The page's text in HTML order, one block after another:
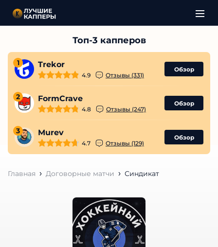
1 Trekor
4.9 Отзывы (331)
Обзор
2 FormCrave
4.8 Отзывы (247)
Обзор
3 Murev
4.7 Отзывы (129)
Обзор
Главная Договорные матчи Синдикат